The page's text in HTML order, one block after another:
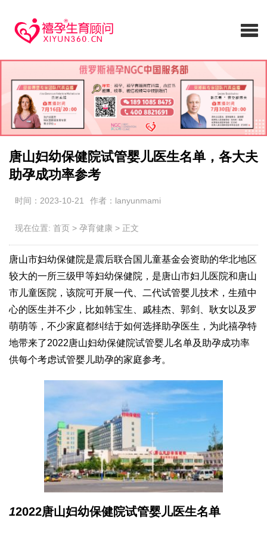
唐山妇幼保健院试管婴儿医生名单，各大夫
助孕成功率参考
时间：2023-10-21 作者：lanyunmami
现在位置: 首页 > 孕育健康 > 正文
唐山市妇幼保健院是震后联合国儿童基金会资助的华北地区
较大的一所三级甲等妇幼保健院，是唐山市妇儿医院和唐山
市儿童医院，该院可开展一代、二代试管婴儿技术，生殖中
心的医生并不少，比如韩宝生、戚桂杰、郭剑、耿女以及罗
萌萌等，不少家庭都纠结于如何选择助孕医生，为此禧孕特
地带来了2022唐山妇幼保健院试管婴儿名单及助孕成功率
供每个考虑试管婴儿助孕的家庭参考。
12022唐山妇幼保健院试管婴儿医生名单